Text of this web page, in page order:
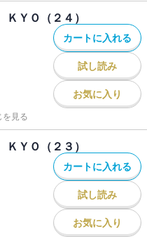
ＹＯ（２４）
カートに入れる
試し読み
お気に入り
を見る
ＹＯ（２３）
カートに入れる
試し読み
お気に入り